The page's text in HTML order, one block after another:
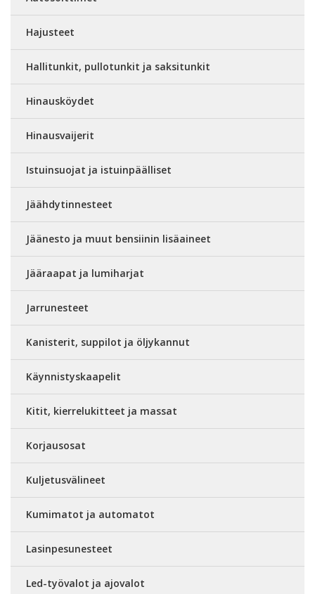
Hajusteet
Hallitunkit, pullotunkit ja saksitunkit
Hinausköydet
Hinausvaijerit
Istuinsuojat ja istuinpäälliset
Jäähdytinnesteet
Jäänesto ja muut bensiinin lisäaineet
Jääraapat ja lumiharjat
Jarrunesteet
Kanisterit, suppilot ja öljykannut
Käynnistyskaapelit
Kitit, kierrelukitteet ja massat
Korjausosat
Kuljetusvälineet
Kumimatot ja automatot
Lasinpesunesteet
Led-työvalot ja ajovalot